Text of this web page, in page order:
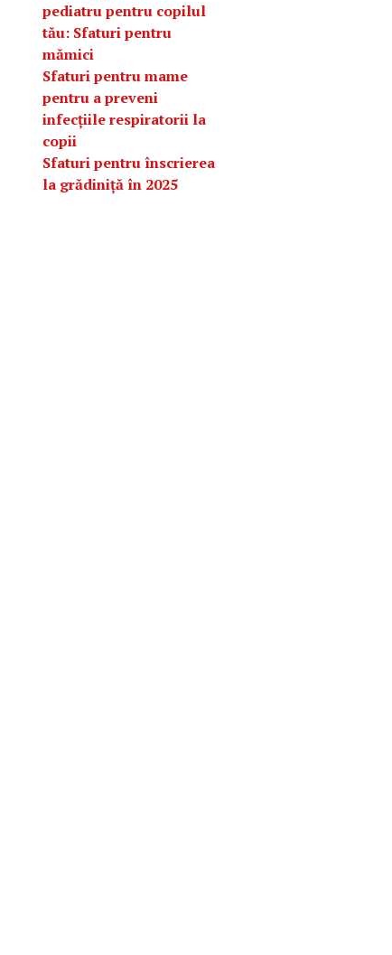
pediatru pentru copilul
tău: Sfaturi pentru
mămici
Sfaturi pentru mame
pentru a preveni
infecțiile respiratorii la
copii
Sfaturi pentru înscrierea
la grădiniță în 2025